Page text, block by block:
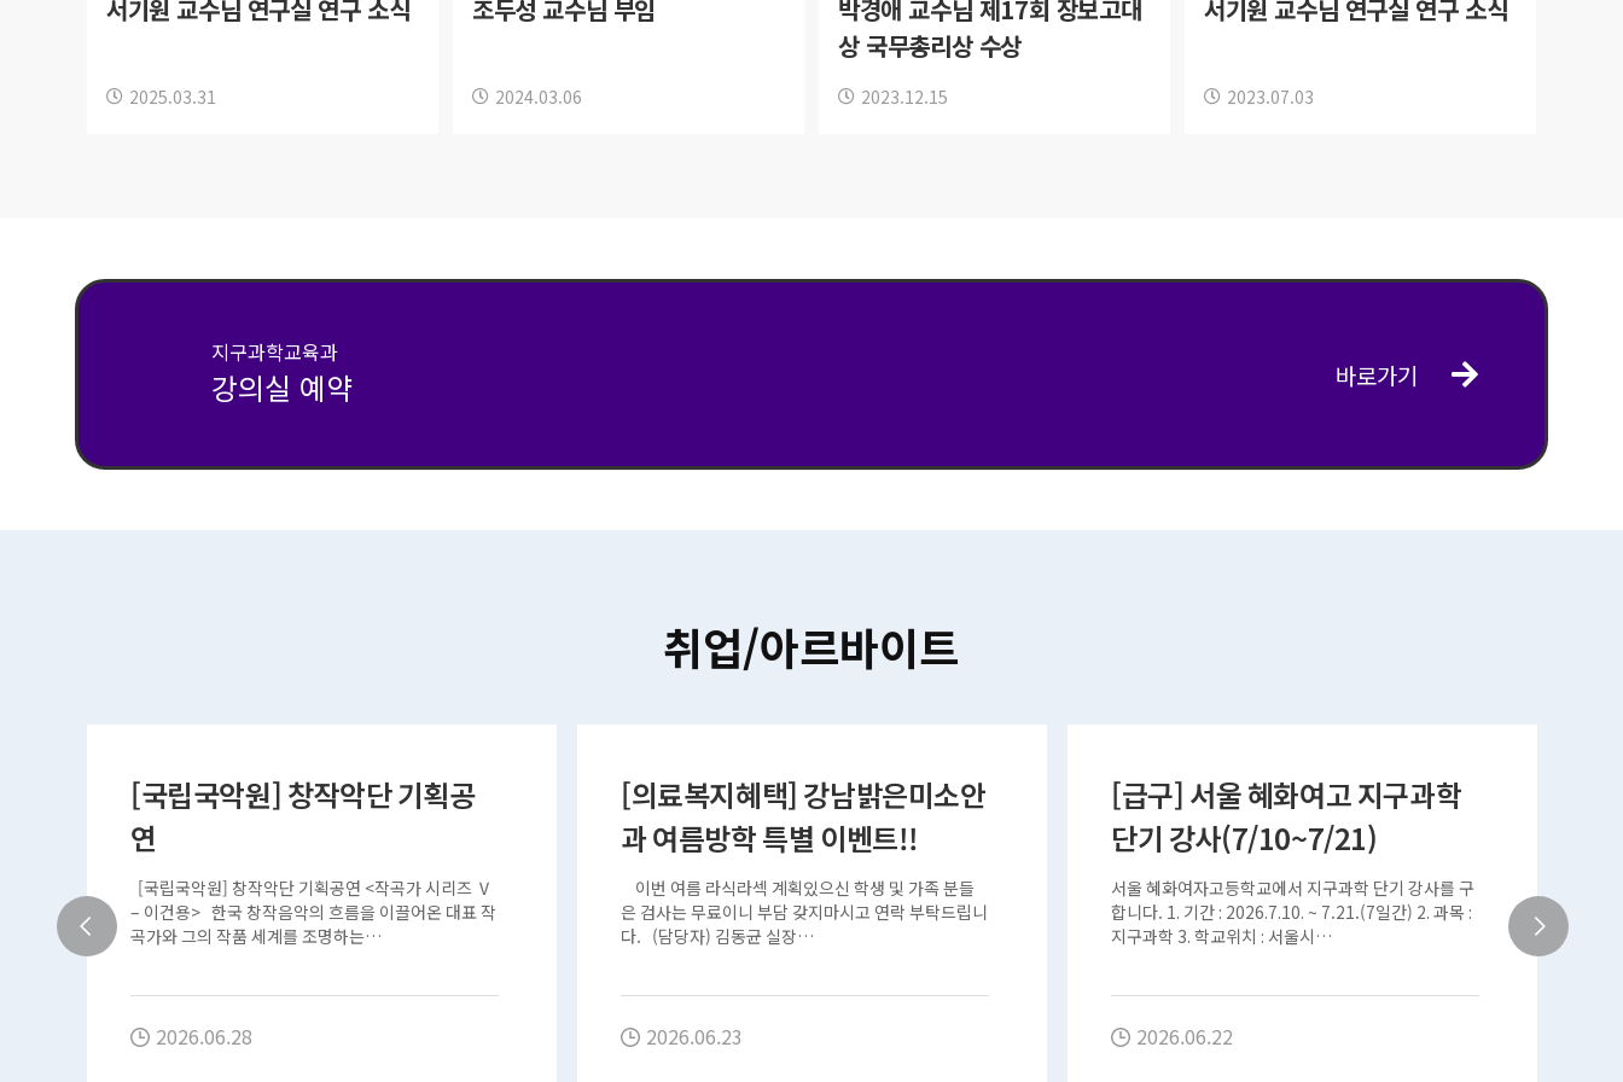
서기원 교수님 연구실 연구 소식
2025.03.31
조두성 교수님 부임
2024.03.06
박경애 교수님 제17회 장보고대
상 국무총리상 수상
2023.12.15
서기원 교수님 연구실 연구 소식
2023.07.03
지구과학교육과
강의실 예약 바로가기
취업/아르바이트
[국립국악원] 창작악단 기획공
연
2026.06.28
[국립국악원] 창작악단 기획공연 <작곡가 시리즈 Ⅴ
– 이건용> 한국 창작음악의 흐름을 이끌어온 대표 작
곡가와 그의 작품 세계를 조명하는…
[의료복지혜택] 강남밝은미소안
과 여름방학 특별 이벤트!!
2026.06.23
이번 여름 라식라섹 계획있으신 학생 및 가족 분들
은 검사는 무료이니 부담 갖지마시고 연락 부탁드립니
다. (담당자) 김동균 실장…
[급구] 서울 혜화여고 지구과학
단기 강사(7/10~7/21)
2026.06.22
서울 혜화여자고등학교에서 지구과학 단기 강사를 구
합니다. 1. 기간 : 2026.7.10. ~ 7.21.(7일간) 2. 과목 :
지구과학 3. 학교위치 : 서울시…